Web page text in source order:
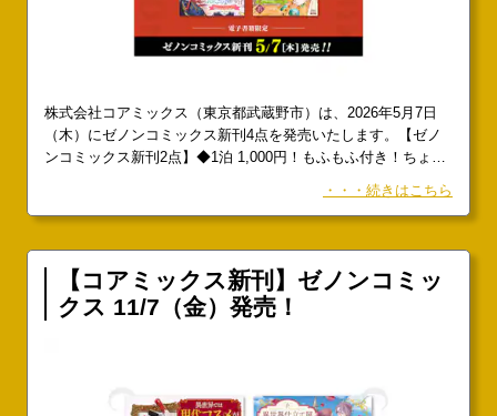
株式会社コアミックス（東京都武蔵野市）は、2026年5月7日
（木）にゼノンコミックス新刊4点を発売いたします。【ゼノ
ンコミックス新刊2点】◆1泊 1,000円！もふもふ付き！ちょっ
『とあるリーマン、もふもふタヌキと不思議な田舎暮らしをは
じめる』第1巻漫画／桑佳あさ 原作／邑上主水1話試し読み：
・・・続きはこちら
【コアミックス新刊】ゼノンコミッ
クス 11/7（金）発売！